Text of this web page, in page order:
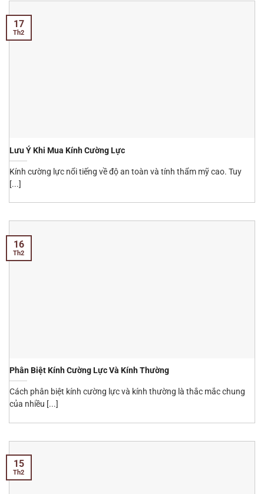
Lưu Ý Khi Mua Kính Cường Lực
Kính cường lực nổi tiếng về độ an toàn và tính thẩm mỹ cao. Tuy
[...]
17
Th2
Phân Biệt Kính Cường Lực Và Kính Thường
Cách phân biệt kính cường lực và kính thường là thắc mắc chung
của nhiều [...]
16
Th2
15
Th2